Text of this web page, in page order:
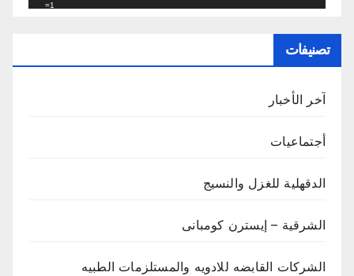
_=1
تصنيفات
آخر الأخبار
أجتماعيات
الدقهلية للغزل والنسيج
الشرقية – إيسترن كومبانى
الشركات القابضه للادويه والمستلزمات الطبيه